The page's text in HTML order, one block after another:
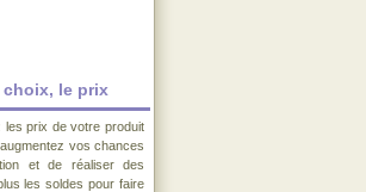
choix, le prix
les prix de votre produit
vos chances
et de réaliser des
les soldes pour faire